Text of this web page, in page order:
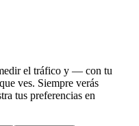
el tráfico y — con tu
ves. Siempre verás
tus preferencias en